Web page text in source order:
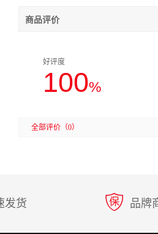
商品评价
好评度
100%
全部评价 （0）
发货 品牌